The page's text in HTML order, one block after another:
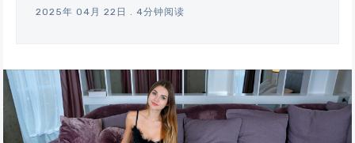
2025年 04月 22日 4分钟阅读